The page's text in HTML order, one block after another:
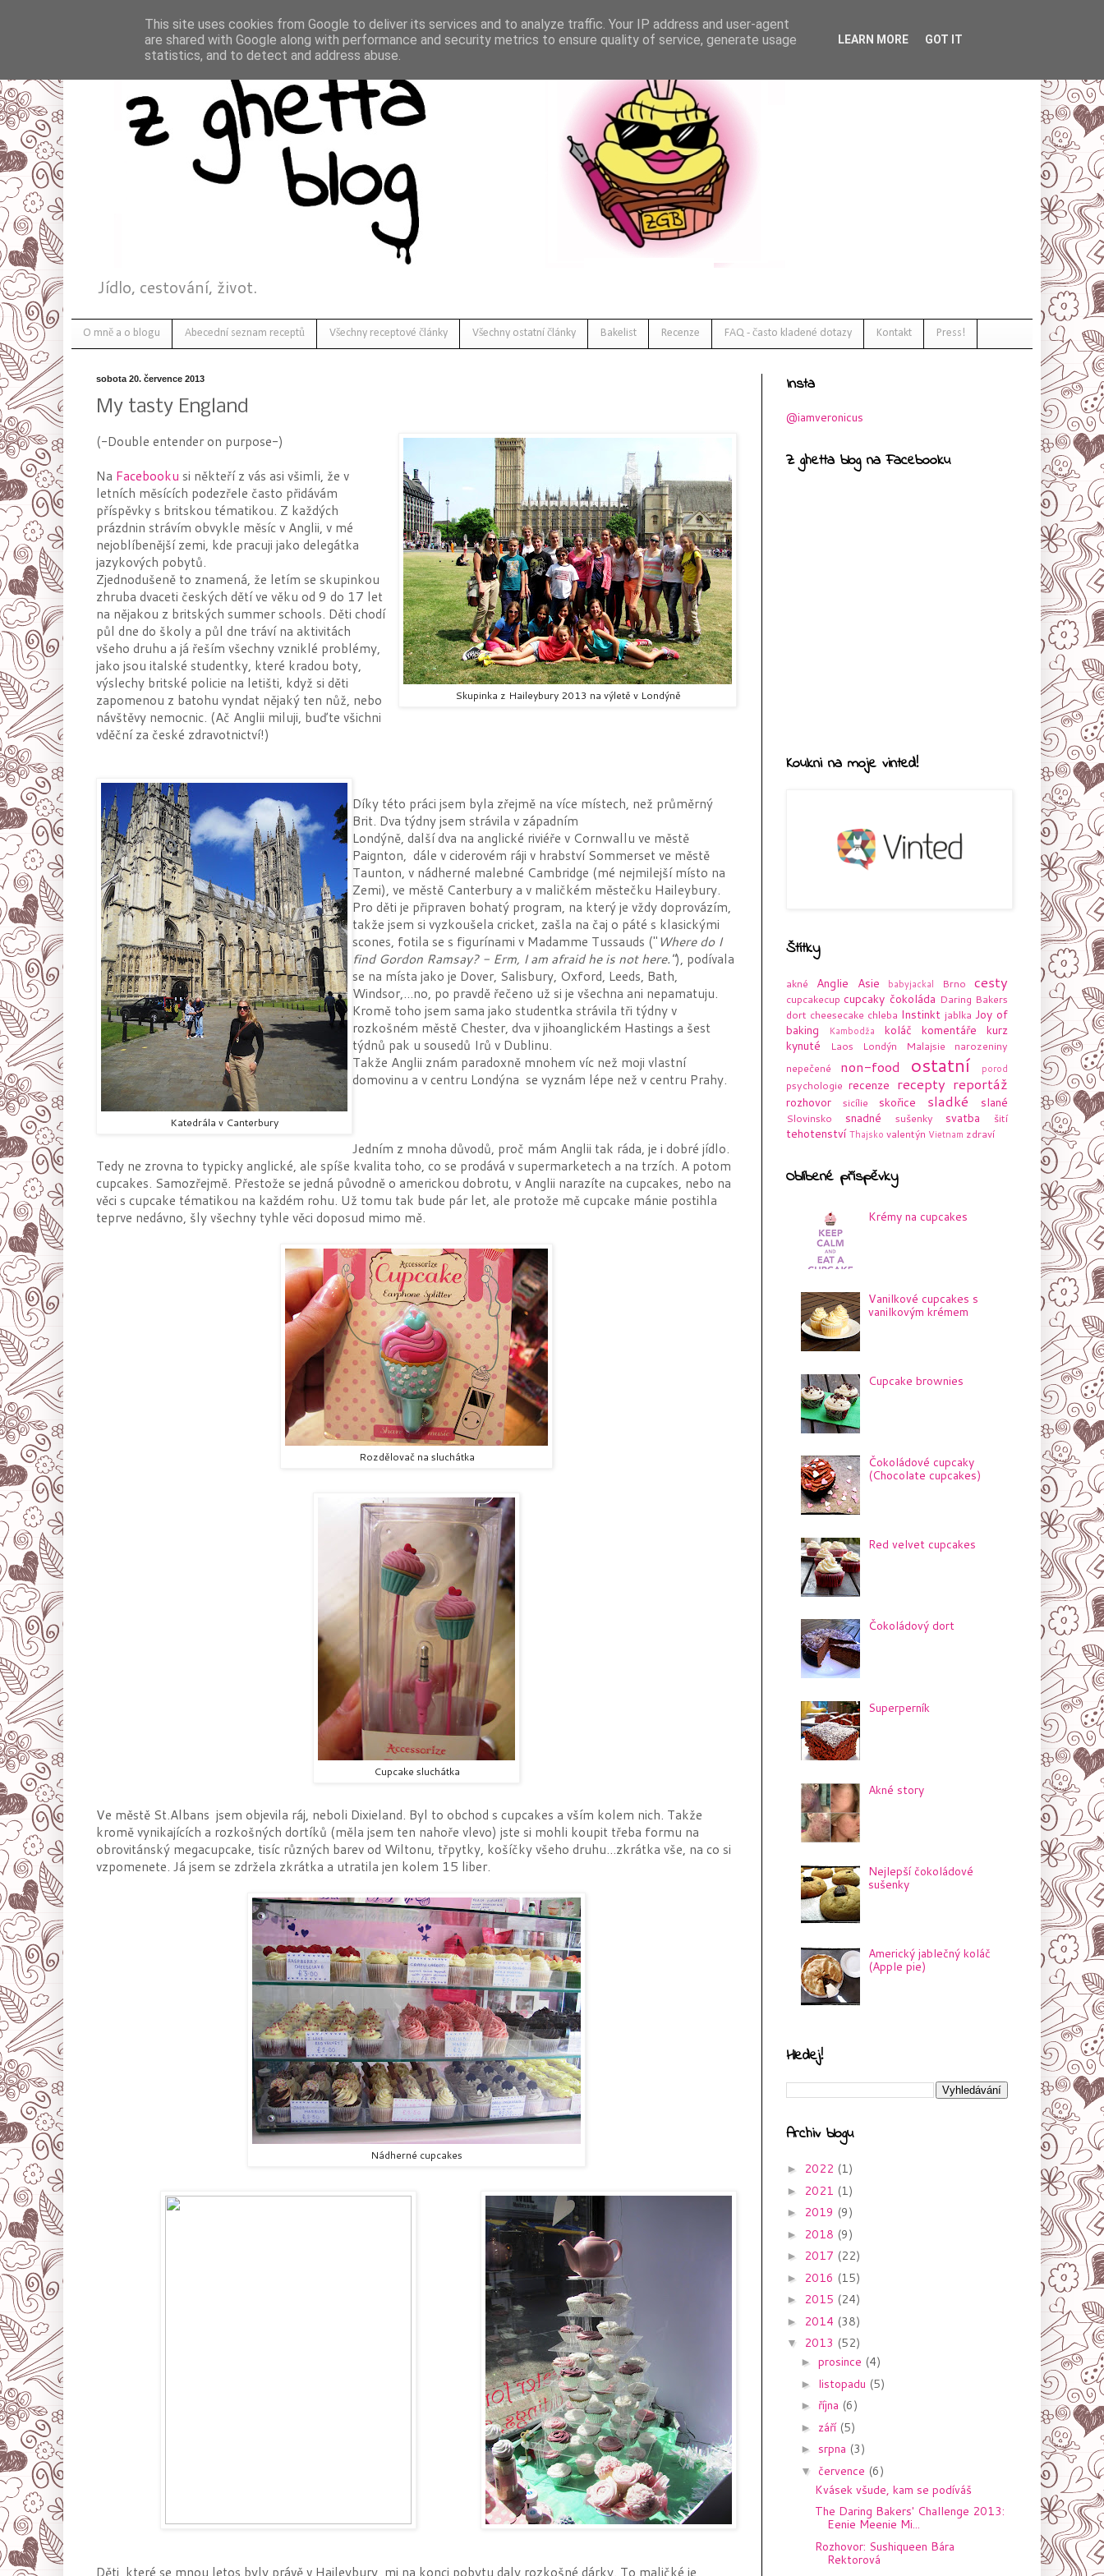
Jídlo, cestování, život.
O mně a o blogu Abecední seznam receptů Všechny receptové články Všechny ostatní články Bakelist Recenze FAQ - často kladené dotazy Kontakt Press!
sobota 20. července 2013
My tasty England
Skupinka z Haileybury 2013 na výletě v Londýně
(-Double entender on purpose-)
Na Facebooku si někteří z vás asi všimli, že v
letních měsících podezřele často přidávám
příspěvky s britskou tématikou. Z každých
prázdnin strávím obvykle měsíc v Anglii, v mé
nejoblíbenější zemi, kde pracuji jako delegátka
jazykových pobytů.
Zjednodušeně to znamená, že letím se skupinkou
zhruba dvaceti českých dětí ve věku od 9 do 17 let
na nějakou z britských summer schools. Děti chodí
půl dne do školy a půl dne tráví na aktivitách
všeho druhu a já řeším všechny vzniklé problémy,
jako jsou italské studentky, které kradou boty,
výslechy britské policie na letišti, když si děti
zapomenou z batohu vyndat nějaký ten nůž, nebo
návštěvy nemocnic. (Ač Anglii miluji, buďte všichni
vděční za české zdravotnictví!)
Katedrála v Canterbury
Díky této práci jsem byla zřejmě na více místech, než průměrný
Brit. Dva týdny jsem strávila v západním
Londýně, další dva na anglické riviéře v Cornwallu ve městě
Paignton, dále v ciderovém ráji v hrabství Sommerset ve městě
Taunton, v nádherné malebné Cambridge (mé nejmilejší místo na
Zemi), ve městě Canterbury a v maličkém městečku Haileybury.
Pro děti je připraven bohatý program, na který je vždy doprovázím,
takže jsem si vyzkoušela cricket, zašla na čaj o páté s klasickými
scones, fotila se s figurínami v Madamme Tussauds ("Where do I
find Gordon Ramsay? - Erm, I am afraid he is not here."), podívala
se na místa jako je Dover, Salisbury, Oxford, Leeds, Bath,
Windsor,...no, po pravdě řečeno už si je všechna ani nepamatuju.
Kromě toho jsem sama jako studentka strávila tři týdny v
rozkošném městě Chester, dva v jihoanglickém Hastings a šest
týdnů pak u sousedů Irů v Dublinu.
Takže Anglii znám paradoxně mnohem víc než moji vlastní
domovinu a v centru Londýna se vyznám lépe než v centru Prahy.
Jedním z mnoha důvodů, proč mám Anglii tak ráda, je i dobré jídlo.
Tedy ne zrovna to typicky anglické, ale spíše kvalita toho, co se prodává v supermarketech a na trzích. A potom
cupcakes. Samozřejmě. Přestože se jedná původně o americkou dobrotu, v Anglii narazíte na cupcakes, nebo na
věci s cupcake tématikou na každém rohu. Už tomu tak bude pár let, ale protože mě cupcake mánie postihla
teprve nedávno, šly všechny tyhle věci doposud mimo mě.
Rozdělovač na sluchátka
Cupcake sluchátka
Ve městě St.Albans jsem objevila ráj, neboli Dixieland. Byl to obchod s cupcakes a vším kolem nich. Takže
kromě vynikajících a rozkošných dortíků (měla jsem ten nahoře vlevo) jste si mohli koupit třeba formu na
obrovitánský megacupcake, tisíc různých barev od Wiltonu, třpytky, košíčky všeho druhu...zkrátka vše, na co si
vzpomenete. Já jsem se zdržela zkrátka a utratila jen kolem 15 liber.
Nádherné cupcakes
Děti, které se mnou letos byly právě v Haileybury, mi na konci pobytu daly rozkošné dárky. To maličké je
Insta
@iamveronicus
Z ghetta blog na Facebooku
Koukni na moje vinted!
Štítky
akné Anglie Asie babyjackal Brno cesty
cupcakecup cupcaky čokoláda Daring Bakers
dort cheesecake chleba Instinkt jablka Joy of
baking
Kambodža koláč komentáře
kurz
kynuté
Laos Londýn Malajsie
narozeniny
nepečené
non-food ostatní porod
psychologie recenze recepty reportáž
rozhovor sicílie skořice sladké slané
Slovinsko snadné sušenky svatba šití
tehotenství Thajsko valentýn Vietnam zdraví
Oblíbené příspěvky
Krémy na cupcakes
Vanilkové cupcakes s
vanilkovým krémem
Cupcake brownies
Čokoládové cupcaky
(Chocolate cupcakes)
Red velvet cupcakes
Čokoládový dort
Superperník
Akné story
Nejlepší čokoládové
sušenky
Americký jablečný koláč
(Apple pie)
Hledej!
Archiv blogu
► 2022 (1)
► 2021 (1)
► 2019 (9)
► 2018 (9)
► 2017 (22)
► 2016 (15)
► 2015 (24)
► 2014 (38)
▼ 2013 (52)
► prosince (4)
► listopadu (5)
► října (6)
► září (5)
► srpna (3)
▼ července (6)
Kvásek všude, kam se podíváš
The Daring Bakers' Challenge 2013:
Eenie Meenie Mi...
Rozhovor: Sushiqueen Bára
Rektorová
This site uses cookies from Google to deliver its services and to analyze traffic. Your IP address and user-agent
are shared with Google along with performance and security metrics to ensure quality of service, generate usage
statistics, and to detect and address abuse.
LEARN MORE GOT IT